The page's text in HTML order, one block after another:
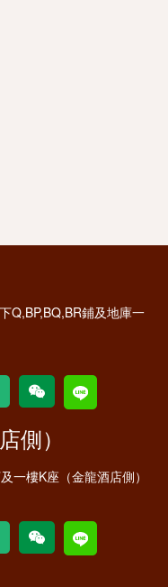
Q,BP,BQ,BR鋪及地庫一
側）
一樓K座（金龍酒店側）